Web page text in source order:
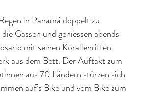
in Panamá doppelt zu
Gassen und geniessen abends
mit seinen Korallenriffen
aus dem Bett. Der Auftakt zum
aus 70 Ländern stürzen sich
auf’s Bike und vom Bike zum